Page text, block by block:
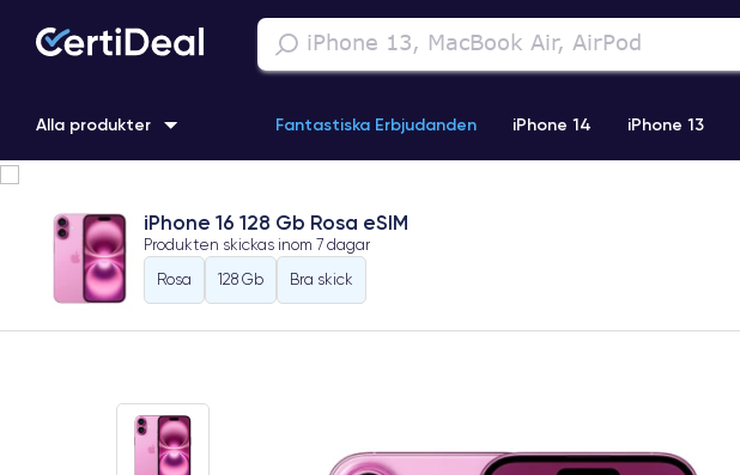
Alla produkter Fantastiska Erbjudanden iPhone 14 iPhone 13
iPhone 11 Pro iPhone 15 Pro
iPhone 16 128 Gb Rosa eSIM
Produkten skickas inom 7 dagar
Rosa
128 Gb Bra skick